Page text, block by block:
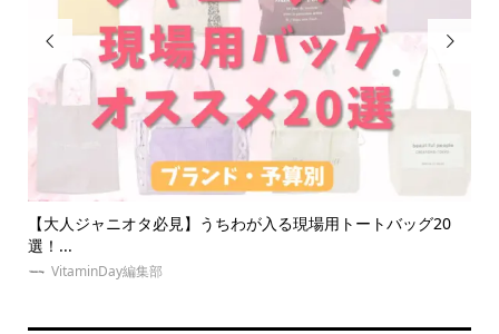

【大人ジャニオタ必見】うちわが入る現場用トートバッグ20
選！...
VitaminDay編集部
